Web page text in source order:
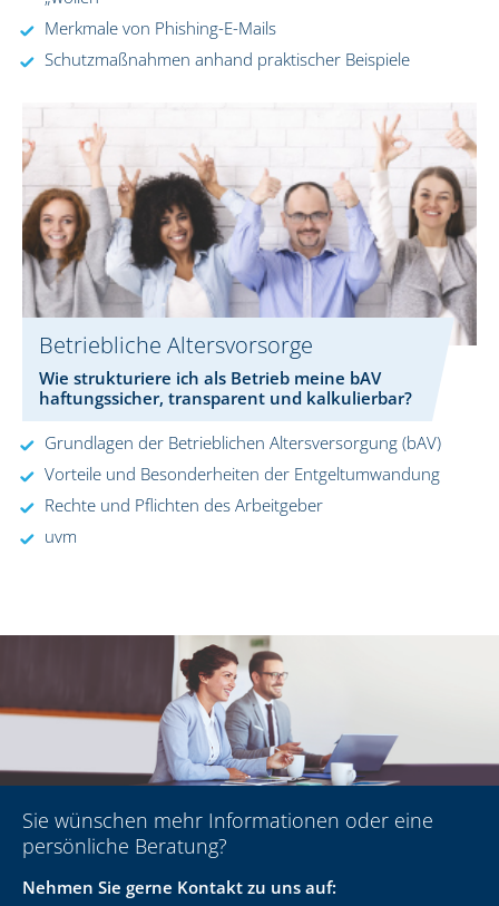
Merkmale von Phishing-E-Mails
Schutzmaßnahmen anhand praktischer Beispiele
Betriebliche Altersvorsorge
Wie strukturiere ich als Betrieb meine bAV
haftungssicher, transparent und kalkulierbar?
Grundlagen der Betrieblichen Altersversorgung (bAV)
Vorteile und Besonderheiten der Entgeltumwandung
Rechte und Pflichten des Arbeitgeber
uvm
Sie wünschen mehr Informationen oder eine
persönliche Beratung?
Nehmen Sie gerne Kontakt zu uns auf: